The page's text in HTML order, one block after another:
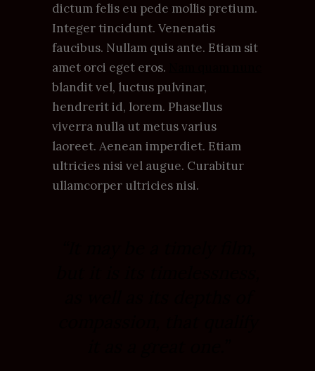
dictum felis eu pede mollis pretium.
Integer tincidunt. Venenatis
faucibus. Nullam quis ante. Etiam sit
amet orci eget eros.
blandit vel, luctus pulvinar,
hendrerit id, lorem. Phasellus
viverra nulla ut metus varius
laoreet. Aenean imperdiet. Etiam
ultricies nisi vel augue. Curabitur
ullamcorper ultricies nisi.